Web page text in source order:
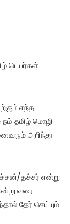
பெயர்கள்
எந்த
தமிழ் மொழி
அறிந்து
தச்சர் என்று
வரை
தேர் செய்யும்